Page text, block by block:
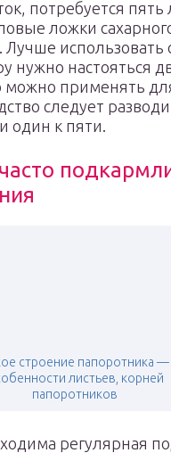
потребуется пять
ложки
использовать
нужно настояться
можно применять
следует
один к пяти.
строение папоротника —
листьев, корней
папоротников
регулярная